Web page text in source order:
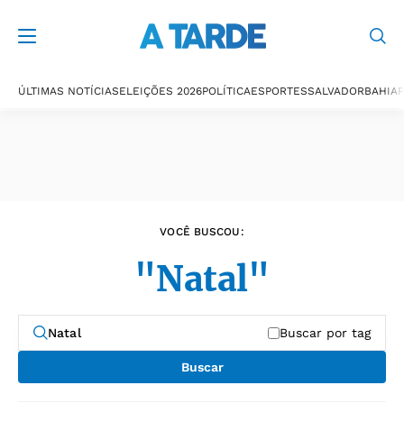
ÚLTIMAS NOTÍCIASELEIÇÕES 2026POLÍTICAESPORTESSALVADORBAHIA
VOCÊ BUSCOU:
"Natal"
Buscar por tag
Buscar